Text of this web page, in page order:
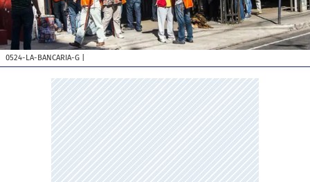
0524-LA-BANCARIA-G